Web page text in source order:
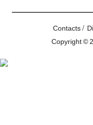
Contacts/
Copyright ©